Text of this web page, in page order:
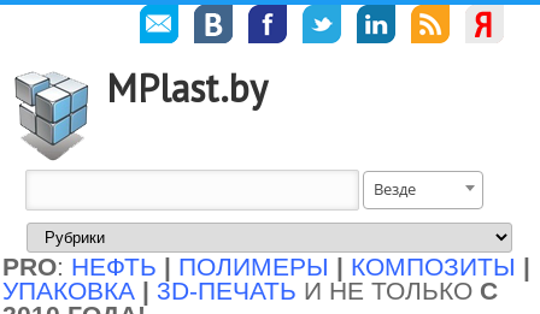
MPlast.by
Везде
PRO: НЕФТЬ | ПОЛИМЕРЫ | КОМПОЗИТЫ |
УПАКОВКА | 3D-ПЕЧАТЬ И НЕ ТОЛЬКО С